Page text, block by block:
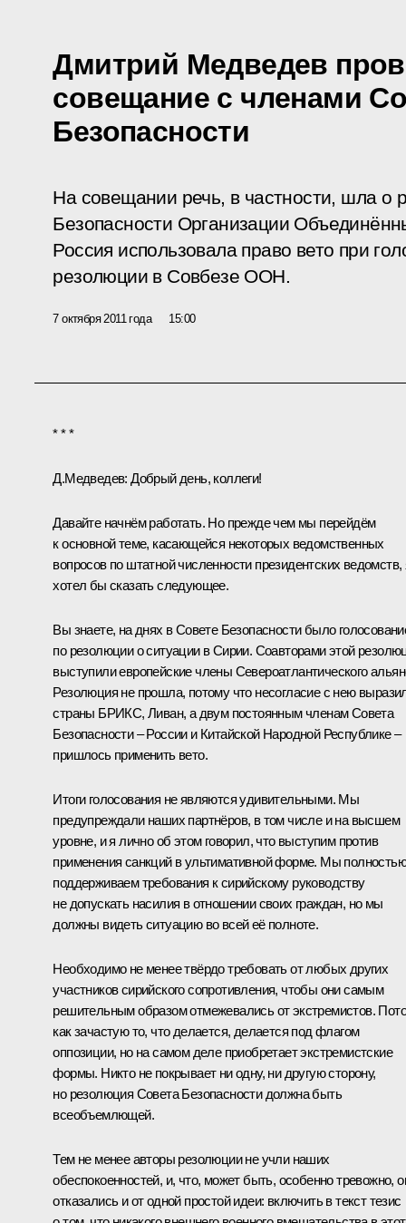
Дмитрий Медведев
совещание с членами
Безопасности
На совещании речь, в частности, шла о
Безопасности Организации
Россия использовала право вето при
резолюции в Совбезе ООН.
7 октября 2011 года 15:00
* * *
Д.Медведев: Добрый день, коллеги!
Давайте начнём работать. Но прежде чем мы перейдём
к основной теме, касающейся некоторых ведомственных
вопросов по штатной численности президентских ведомств,
хотел бы сказать следующее.
Вы знаете, на днях в Совете Безопасности было
по резолюции о ситуации в Сирии. Соавторами этой
выступили европейские члены Североатлантического
Резолюция не прошла, потому что несогласие с нею
страны БРИКС, Ливан, а двум постоянным членам Совета
Безопасности – России и Китайской Народной Республике –
пришлось применить вето.
Итоги голосования не являются удивительными. Мы
предупреждали наших партнёров, в том числе и на высшем
уровне, и я лично об этом говорил, что выступим против
применения санкций в ультимативной форме. Мы полностью
поддерживаем требования к сирийскому руководству
не допускать насилия в отношении своих граждан, но мы
должны видеть ситуацию во всей её полноте.
Необходимо не менее твёрдо требовать от любых других
участников сирийского сопротивления, чтобы они самым
решительным образом отмежевались от экстремистов.
как зачастую то, что делается, делается под флагом
оппозиции, но на самом деле приобретает экстремистские
формы. Никто не покрывает ни одну, ни другую сторону,
но резолюция Совета Безопасности должна быть
всеобъемлющей.
Тем не менее авторы резолюции не учли наших
обеспокоенностей, и, что, может быть, особенно тревожно,
отказались и от одной простой идеи: включить в текст тезис